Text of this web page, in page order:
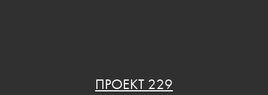
ПРОЕКТ 229